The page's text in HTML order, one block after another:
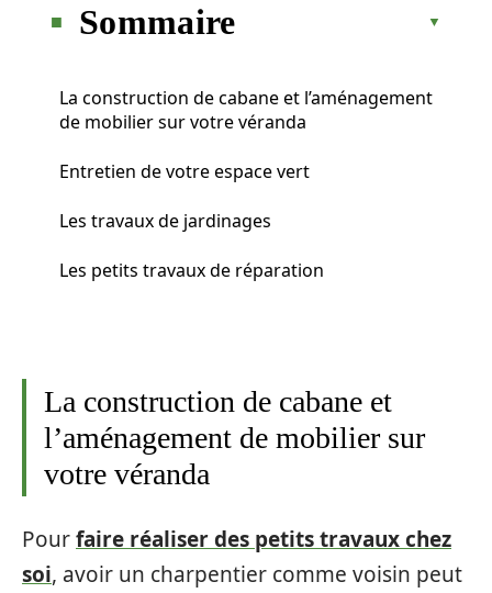
Sommaire
La construction de cabane et l’aménagement
de mobilier sur votre véranda
Entretien de votre espace vert
Les travaux de jardinages
Les petits travaux de réparation
La construction de cabane et
l’aménagement de mobilier sur
votre véranda
Pourfaire réaliser des petits travaux chez
soi, avoir un charpentier comme voisin peut